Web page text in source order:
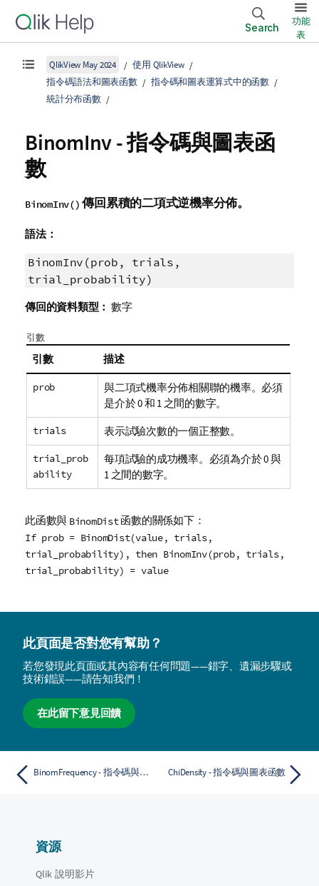
Search
功能
表
QlikView May 2024
使用 QlikView
指令碼語法和圖表函數
指令碼和圖表運算式中的函數
統計分布函數
BinomInv - 指令碼與圖表函
數
BinomInv()傳回累積的二項式逆機率分佈。
語法：
BinomInv(prob, trials,
trial_probability)
傳回的資料類型： 數字
引數
引數 描述
prob
與二項式機率分佈相關聯的機率。必須
是介於 0 和 1 之間的數字。
trials 表示試驗次數的一個正整數。
trial_prob
ability
每項試驗的成功機率。必須為介於 0 與
1 之間的數字。
此函數與 BinomDist函數的關係如下：
If prob = BinomDist(value, trials,
trial_probability), then BinomInv(prob, trials,
trial_probability) = value
此頁面是否對您有幫助？
若您發現此頁面或其內容有任何問題——錯字、遺漏步驟或
技術錯誤——請告知我們！
在此留下意見回饋
BinomFrequency - 指令碼與圖表函數 ChiDensity - 指令碼與圖表函數
資源
Qlik 說明影片